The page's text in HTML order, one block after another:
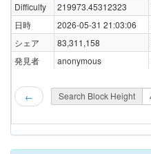
Difficulty
219973.45312323
日時
2026-05-31 21:03:06
シェア
83,311,158
発見者
anonymous
← Search Block Height